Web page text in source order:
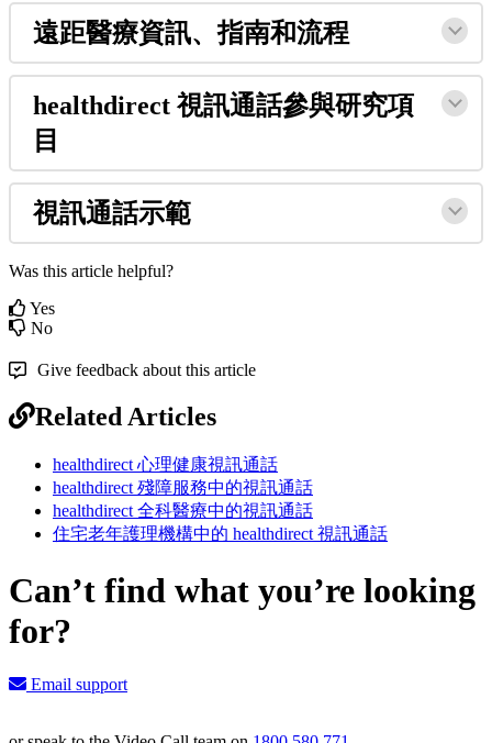
遠距醫療資訊、指南和流程
healthdirect 視訊通話參與研究項
目
視訊通話示範
Was this article helpful?
Yes
No
Give feedback about this article
Related Articles
healthdirect 心理健康視訊通話
healthdirect 殘障服務中的視訊通話
healthdirect 全科醫療中的視訊通話
住宅老年護理機構中的 healthdirect 視訊通話
Can’t find what you’re looking
for?
Email support